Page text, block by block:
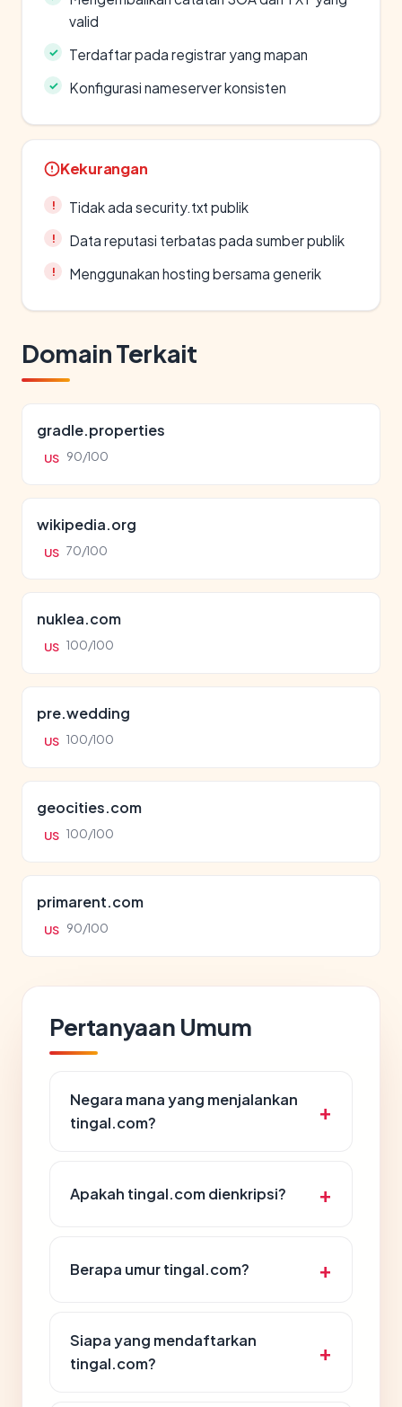
valid
Terdaftar pada registrar yang mapan
Konfigurasi nameserver konsisten
Kekurangan
Tidak ada security.txt publik
Data reputasi terbatas pada sumber publik
Menggunakan hosting bersama generik
Domain Terkait
gradle.properties
US 90/100
wikipedia.org
US 70/100
nuklea.com
US 100/100
pre.wedding
US 100/100
geocities.com
US 100/100
primarent.com
US 90/100
Pertanyaan Umum
Negara mana yang menjalankan
tingal.com?
Apakah tingal.com dienkripsi?
Berapa umur tingal.com?
Siapa yang mendaftarkan
tingal.com?